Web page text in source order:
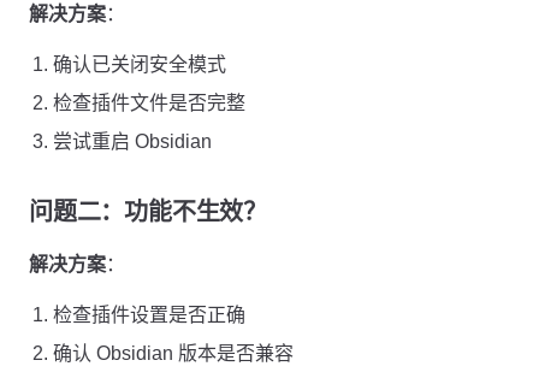
解决方案：
确认已关闭安全模式
检查插件文件是否完整
尝试重启 Obsidian
问题二：功能不生效？
解决方案：
检查插件设置是否正确
确认 Obsidian 版本是否兼容